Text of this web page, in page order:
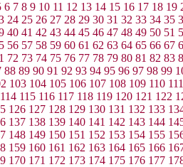
6 7 8 9 10 11 12 13 14 15 16 17 18 19
24 25 26 27 28 29 30 31 32 33 34 35
40 41 42 43 44 45 46 47 48 49 50 51
56 57 58 59 60 61 62 63 64 65 66 67
72 73 74 75 76 77 78 79 80 81 82 83
88 89 90 91 92 93 94 95 96 97 98 99
103 104 105 106 107 108 109 110 111
114 115 116 117 118 119 120 121 122
126 127 128 129 130 131 132 133
137 138 139 140 141 142 143 144
148 149 150 151 152 153 154 155
159 160 161 162 163 164 165 166
170 171 172 173 174 175 176 177